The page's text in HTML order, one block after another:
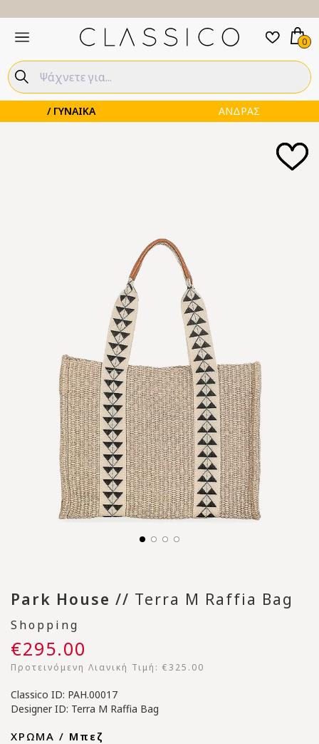
ΓΥΝΑΙΚΑ ΑΝΔΡΑΣ
0
Park House // Terra M Raffia Bag
Shopping
€295.00
Προτεινόμενη Λιανική Τιμή: €325.00
Classico ID: PAH.00017
Designer ID: Terra M Raffia Bag
ΧΡΩΜΑ / Μπεζ